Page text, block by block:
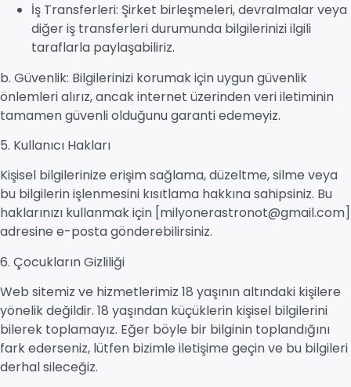
İş Transferleri: Şirket birleşmeleri, devralmalar veya
diğer iş transferleri durumunda bilgilerinizi ilgili
taraflarla paylaşabiliriz.
b. Güvenlik: Bilgilerinizi korumak için uygun güvenlik
önlemleri alırız, ancak internet üzerinden veri iletiminin
tamamen güvenli olduğunu garanti edemeyiz.
5. Kullanıcı Hakları
Kişisel bilgilerinize erişim sağlama, düzeltme, silme veya
bu bilgilerin işlenmesini kısıtlama hakkına sahipsiniz. Bu
haklarınızı kullanmak için [milyonerastronot@gmail.com]
adresine e-posta gönderebilirsiniz.
6. Çocukların Gizliliği
Web sitemiz ve hizmetlerimiz 18 yaşının altındaki kişilere
yönelik değildir. 18 yaşından küçüklerin kişisel bilgilerini
bilerek toplamayız. Eğer böyle bir bilginin toplandığını
fark ederseniz, lütfen bizimle iletişime geçin ve bu bilgileri
derhal sileceğiz.